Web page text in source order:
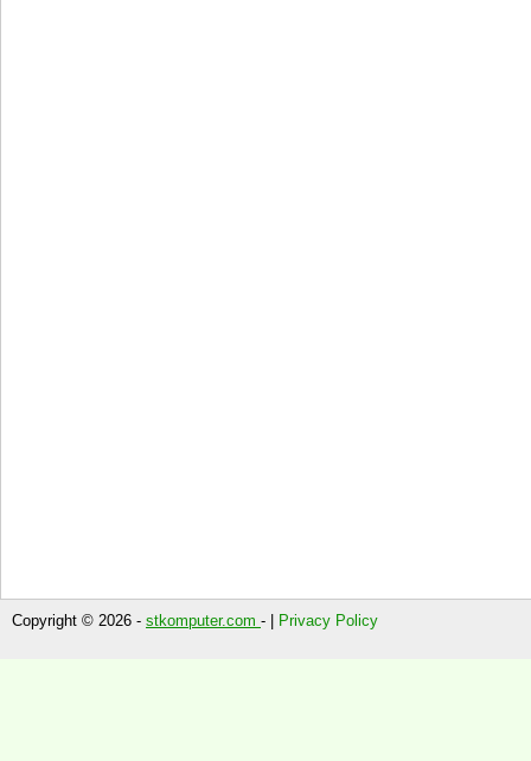
Copyright © 2026 - stkomputer.com - | Privacy Policy